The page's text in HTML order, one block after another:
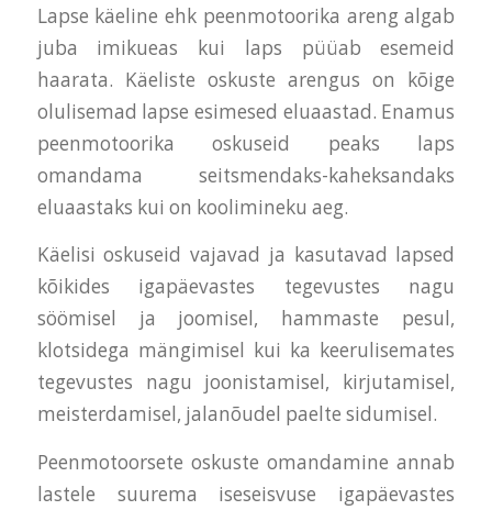
Lapse käeline ehk peenmotoorika areng algab
juba imikueas kui laps püüab esemeid
haarata. Käeliste oskuste arengus on kõige
olulisemad lapse esimesed eluaastad. Enamus
peenmotoorika oskuseid peaks laps
omandama seitsmendaks-kaheksandaks
eluaastaks kui on koolimineku aeg.
Käelisi oskuseid vajavad ja kasutavad lapsed
kõikides igapäevastes tegevustes nagu
söömisel ja joomisel, hammaste pesul,
klotsidega mängimisel kui ka keerulisemates
tegevustes nagu joonistamisel, kirjutamisel,
meisterdamisel, jalanõudel paelte sidumisel.
Peenmotoorsete oskuste omandamine annab
lastele suurema iseseisvuse igapäevastes